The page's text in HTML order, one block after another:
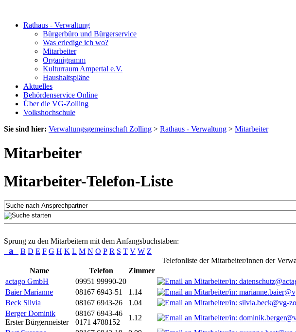
Rathaus - Verwaltung
Bürgerbüro und Bürgerservice
Was erledige ich wo?
Mitarbeiter
Organigramm
Kulturraum Ampertal e.V.
Haushaltspläne
Aktuelles
Behördenservice Online
Über die VG-Zolling
Volkshochschule
Sie sind hier: Verwaltungsgemeinschaft Zolling > Rathaus - Verwaltung > Mitarbeiter
Mitarbeiter
Mitarbeiter-Telefon-Liste
Sprung zu den Mitarbeitern mit dem Anfangsbuchstaben:
a B D E F G H K L M N O P R S T V W Z
Telefonliste der Mitarbeiter/innen der
Name
Telefon Zimmer
actago GmbH
09951 99990-20
Baier Marianne
08167 6943-51 1.14
Beck Silvia
08167 6943-26 1.04
Berger Dominik
Erster Bürgermeister
08167 6943-46
0171 4788152
1.12